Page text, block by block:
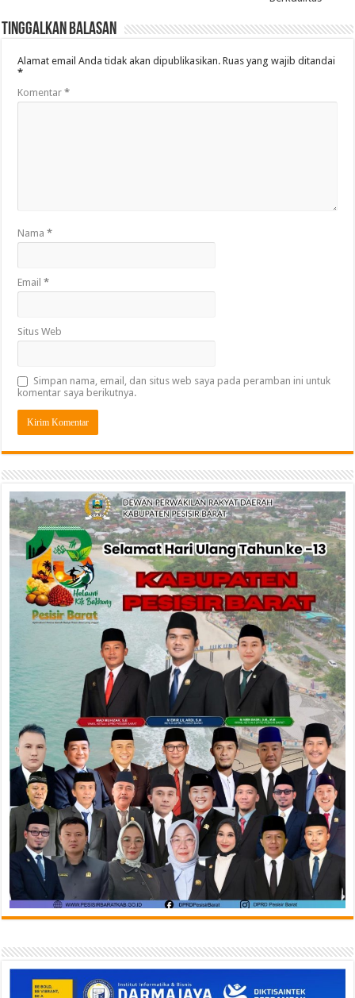
Tinggalkan Balasan
Alamat email Anda tidak akan dipublikasikan. Ruas yang wajib ditandai
*
Komentar*
Nama*
Email*
Situs Web
Simpan nama, email, dan situs web saya pada peramban ini untuk
komentar saya berikutnya.